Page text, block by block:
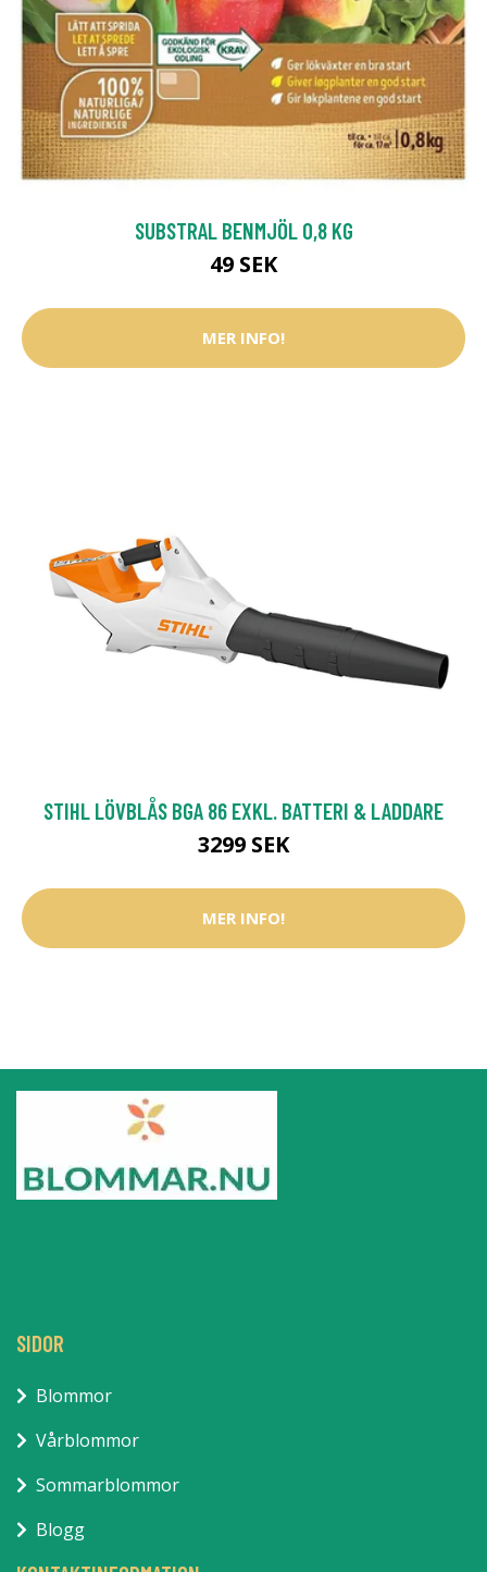
SUBSTRAL BENMJÖL 0,8 KG
49 SEK
MER INFO!
STIHL LÖVBLÅS BGA 86 EXKL. BATTERI & LADDARE
3299 SEK
MER INFO!
SIDOR
Blommor
Vårblommor
Sommarblommor
Blogg